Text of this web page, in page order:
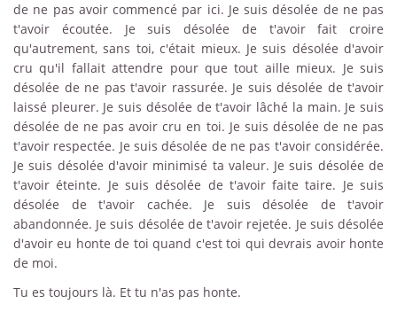
de ne pas avoir commencé par ici. Je suis désolée de ne pas
t'avoir écoutée. Je suis désolée de t'avoir fait croire
qu'autrement, sans toi, c'était mieux. Je suis désolée d'avoir
cru qu'il fallait attendre pour que tout aille mieux. Je suis
désolée de ne pas t'avoir rassurée. Je suis désolée de t'avoir
laissé pleurer. Je suis désolée de t'avoir lâché la main. Je suis
désolée de ne pas avoir cru en toi. Je suis désolée de ne pas
t'avoir respectée. Je suis désolée de ne pas t'avoir considérée.
Je suis désolée d'avoir minimisé ta valeur. Je suis désolée de
t'avoir éteinte. Je suis désolée de t'avoir faite taire. Je suis
désolée de t'avoir cachée. Je suis désolée de t'avoir
abandonnée. Je suis désolée de t'avoir rejetée. Je suis désolée
d'avoir eu honte de toi quand c'est toi qui devrais avoir honte
de moi.
Tu es toujours là. Et tu n'as pas honte.